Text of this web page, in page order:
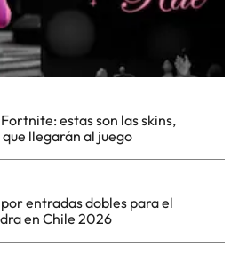
estas son las skins,
llegarán al juego
entradas dobles para el
en Chile 2026